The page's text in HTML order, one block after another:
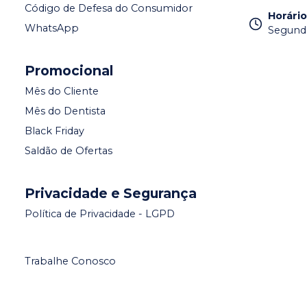
Código de Defesa do Consumidor
WhatsApp
Promocional
Mês do Cliente
Mês do Dentista
Black Friday
Saldão de Ofertas
Privacidade e Segurança
Política de Privacidade - LGPD
Trabalhe Conosco